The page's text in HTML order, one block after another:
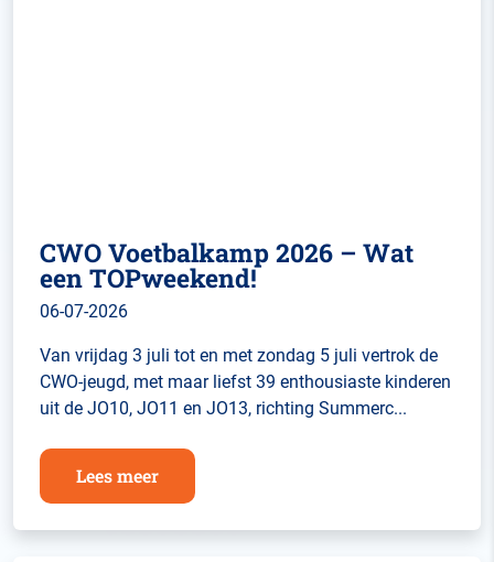
CWO Voetbalkamp 2026 – Wat
een TOPweekend!
06-07-2026
Van vrijdag 3 juli tot en met zondag 5 juli vertrok de
CWO-jeugd, met maar liefst 39 enthousiaste kinderen
uit de JO10, JO11 en JO13, richting Summerc...
Lees meer